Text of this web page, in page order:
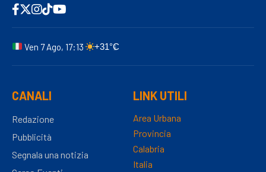
Ven 7 Ago, 17:13 +31°C
CANALI
Redazione
Pubblicità
Segnala una notizia
LINK UTILI
Area Urbana
Provincia
Calabria
Italia